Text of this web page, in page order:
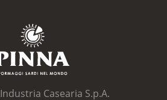
Casearia S.p.A.